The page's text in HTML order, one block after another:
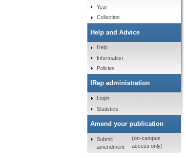
Year
Collection
Help and Advice
Help
Information
Policies
IRep administration
Login
Statistics
Amend your publication
Submit
amendment
(on-campus
access only)